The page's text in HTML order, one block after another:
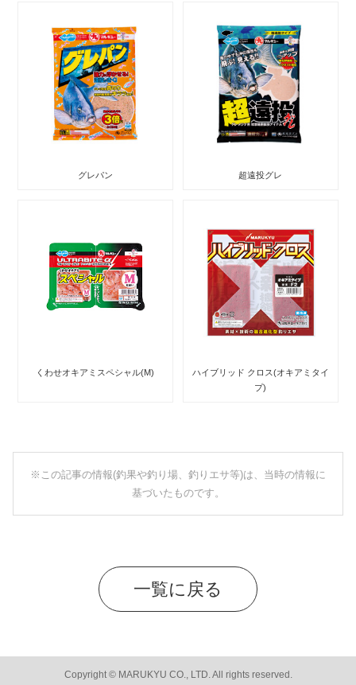
グレパン 超遠投グレ
くわせオキアミスペシャル(M)
ハイブリッド クロス(オキアミタイ
プ)
※この記事の情報(釣果や釣り場、釣りエサ等)は、当時の情報に
基づいたものです。
一覧に戻る
Copyright © MARUKYU CO., LTD. All rights reserved.